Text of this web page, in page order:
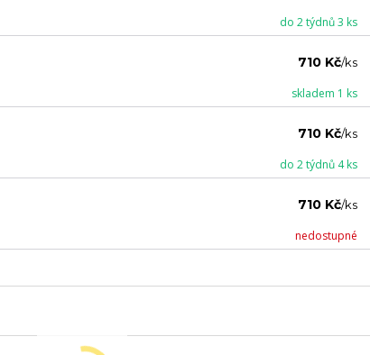
do 2 týdnů 3 ks
710 Kč/ks
skladem 1 ks
710 Kč/ks
do 2 týdnů 4 ks
710 Kč/ks
nedostupné